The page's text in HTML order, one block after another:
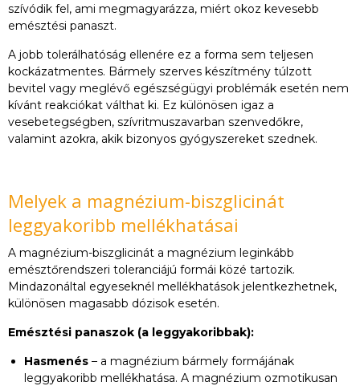
szívódik fel, ami megmagyarázza, miért okoz kevesebb
emésztési panaszt.
A jobb tolerálhatóság ellenére ez a forma sem teljesen
kockázatmentes. Bármely szerves készítmény túlzott
bevitel vagy meglévő egészségügyi problémák esetén nem
kívánt reakciókat válthat ki. Ez különösen igaz a
vesebetegségben, szívritmuszavarban szenvedőkre,
valamint azokra, akik bizonyos gyógyszereket szednek.
Melyek a magnézium-biszglicinát
leggyakoribb mellékhatásai
A magnézium-biszglicinát a magnézium leginkább
emésztőrendszeri toleranciájú formái közé tartozik.
Mindazonáltal egyeseknél mellékhatások jelentkezhetnek,
különösen magasabb dózisok esetén.
Emésztési panaszok (a leggyakoribbak):
Hasmenés – a magnézium bármely formájának
leggyakoribb mellékhatása. A magnézium ozmotikusan